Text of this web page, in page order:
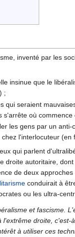
inventé par les
insinue que le
;
qui seraient
où commence
les gens par un
l'interlocuteur (en
qui parlent
droite autoritaire,
de deux approches
conduirait à
ou les ultra-
et fascisme.
l'extrême droite,
à utiliser ces